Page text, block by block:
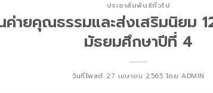
ประชาสัมพันธ์ทั่วไป
ค่ายคุณธรรมและส่งเสริมนิยม
มัธยมศึกษาปีที่ 4
วันที่โพสต์ 27 เมษายน 2565 โดยADMIN